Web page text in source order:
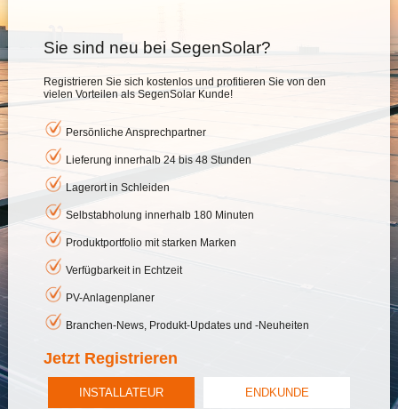
Sie sind neu bei SegenSolar?
Registrieren Sie sich kostenlos und profitieren Sie von den
vielen Vorteilen als SegenSolar Kunde!
Persönliche Ansprechpartner
Lieferung innerhalb 24 bis 48 Stunden
Lagerort in Schleiden
Selbstabholung innerhalb 180 Minuten
Produktportfolio mit starken Marken
Verfügbarkeit in Echtzeit
PV-Anlagenplaner
Branchen-News, Produkt-Updates und -Neuheiten
Jetzt Registrieren
INSTALLATEUR ENDKUNDE